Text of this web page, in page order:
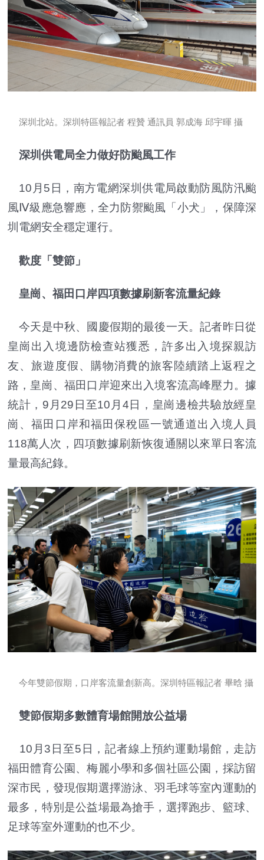
深圳北站。深圳特區報記者 程贊 通訊員 郭成海 邱宇暉 攝
深圳供電局全力做好防颱風工作
10月5日，南方電網深圳供電局啟動防風防汛颱
風Ⅳ級應急響應，全力防禦颱風「小犬」，保障深
圳電網安全穩定運行。
歡度「雙節」
皇崗、福田口岸四項數據刷新客流量紀錄
今天是中秋、國慶假期的最後一天。記者昨日從
皇崗出入境邊防檢查站獲悉，許多出入境探親訪
友、旅遊度假、購物消費的旅客陸續踏上返程之
路，皇崗、福田口岸迎來出入境客流高峰壓力。據
統計，9月29日至10月4日，皇崗邊檢共驗放經皇
崗、福田口岸和福田保稅區一號通道出入境人員
118萬人次，四項數據刷新恢復通關以來單日客流
量最高紀錄。
今年雙節假期，口岸客流量創新高。深圳特區報記者 畢晗 攝
雙節假期多數體育場館開放公益場
10月3日至5日，記者線上預約運動場館，走訪
福田體育公園、梅麗小學和多個社區公園，採訪留
深市民，發現假期選擇游泳、羽毛球等室內運動的
最多，特別是公益場最為搶手，選擇跑步、籃球、
足球等室外運動的也不少。